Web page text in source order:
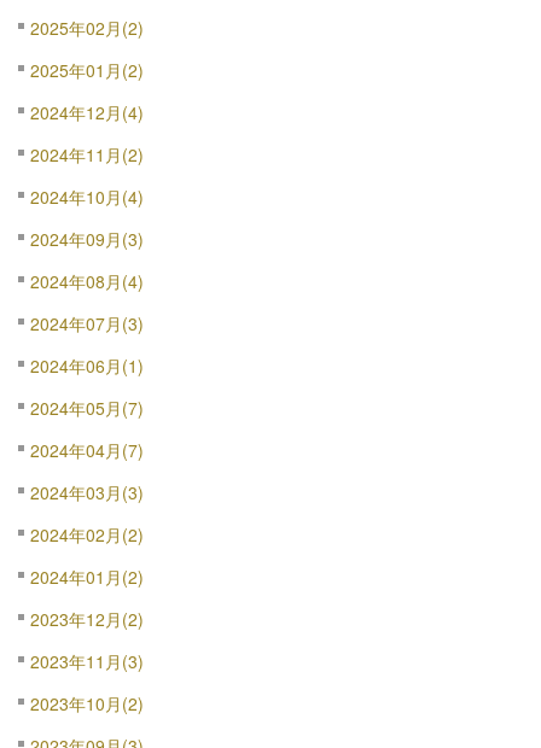
2025年02月(2)
2025年01月(2)
2024年12月(4)
2024年11月(2)
2024年10月(4)
2024年09月(3)
2024年08月(4)
2024年07月(3)
2024年06月(1)
2024年05月(7)
2024年04月(7)
2024年03月(3)
2024年02月(2)
2024年01月(2)
2023年12月(2)
2023年11月(3)
2023年10月(2)